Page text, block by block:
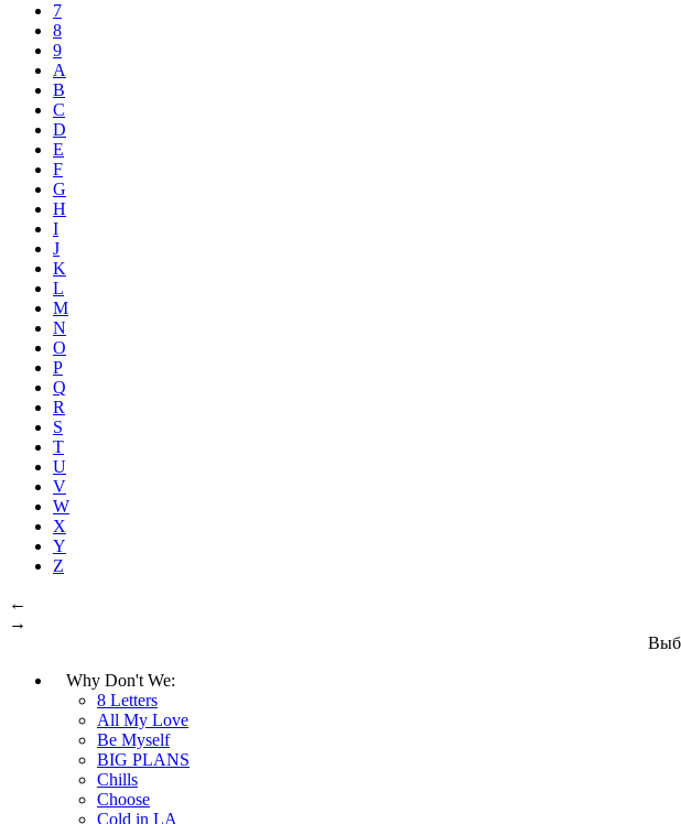
7
8
9
A
B
C
D
E
F
G
H
I
J
K
L
M
N
O
P
Q
R
S
T
U
V
W
X
Y
Z
←
→
Why Don't We:
8 Letters
All My Love
Be Myself
BIG PLANS
Chills
Choose
Cold in LA